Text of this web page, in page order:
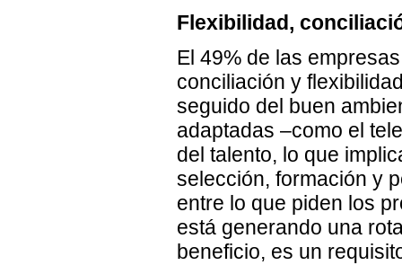
Flexibilidad,
El 49% de las
conciliación y
seguido del buen
adaptadas –como el
del talento, lo que
selección, formación y
entre lo que piden los
está generando una
beneficio, es un